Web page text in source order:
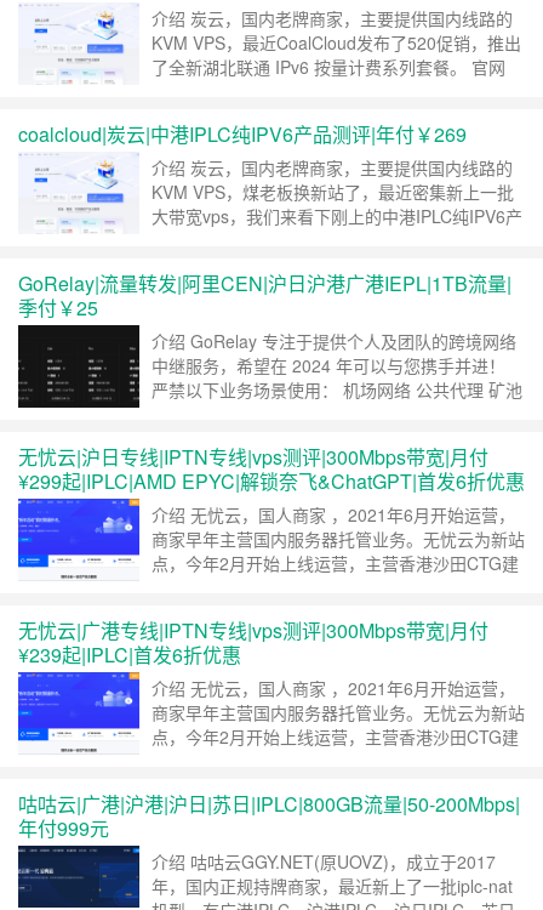
继续阅读 »
介绍 炭云，国内老牌商家，主要提供国内线路的
KVM VPS，最近CoalCloud发布了520促销，推出
了全新湖北联通 IPv6 按量计费系列套餐。 官网
512M RAM 10 GB SSD 1000 Mbps Port 10 *
I…… 继续阅读 »
coalcloud|炭云|中港IPLC纯IPV6产品测评|年付￥269
介绍 炭云，国内老牌商家，主要提供国内线路的
KVM VPS，煤老板换新站了，最近密集新上一批
大带宽vps，我们来看下刚上的中港IPLC纯IPV6产
IPV6，出口是自家的HKBGP的IPV4，但是入口的
台广移ipv6机器，这……继续阅读 »
GoRelay|流量转发|阿里CEN|沪日沪港广港IEPL|1TB流量|
季付￥25
介绍 GoRelay 专注于提供个人及团队的跨境网络
中继服务，希望在 2024 年可以与您携手并进！
严禁以下业务场景使用： 机场网络 公共代理 矿池
制，定制套餐不受以上限制。 目前拥有的线路及
倍率： 深港 CEN 阿里专线 100x「Lv2、Lv……
继续阅读 »
无忧云|沪日专线|IPTN专线|vps测评|300Mbps带宽|月付
¥299起|IPLC|AMD EPYC|解锁奈飞&ChatGPT|首发6折优惠
介绍 无忧云，国人商家 ，2021年6月开始运营，
商家早年主营国内服务器托管业务。无忧云为新站
点，今年2月开始上线运营，主营香港沙田CTG建
海移动。出口为东京BGP，出口上游为 Kirino。
关于IPTN，小白询问过老板，就是在IPLC的基础
上魔改的，目测基础设……继续阅读 »
无忧云|广港专线|IPTN专线|vps测评|300Mbps带宽|月付
¥239起|IPLC|首发6折优惠
介绍 无忧云，国人商家 ，2021年6月开始运营，
商家早年主营国内服务器托管业务。无忧云为新站
点，今年2月开始上线运营，主营香港沙田CTG建
州移动。出口为香港BGP，出口IP上游为DMIT。
是在IPLC的基础上魔改……继续阅读 »
咕咕云|广港|沪港|沪日|苏日|IPLC|800GB流量|50-200Mbps|
年付999元
介绍 咕咕云GGY.NET(原UOVZ)，成立于2017
年，国内正规持牌商家，最近新上了一批iplc-nat